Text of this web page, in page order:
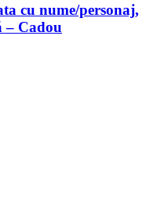
cu nume/personaj,
– Cadou